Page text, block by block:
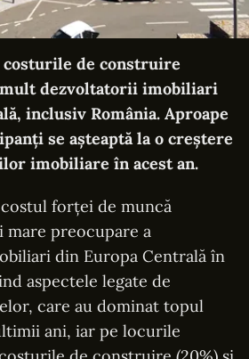
costurile de construire
dezvoltatorii imobiliari
inclusiv România. Aproape
se aşteaptă la o creştere
imobiliare în acest an.
forţei de muncă
mare preocupare a
din Europa Centrală în
aspectele legate de
care au dominat topul
ani, iar pe locurile